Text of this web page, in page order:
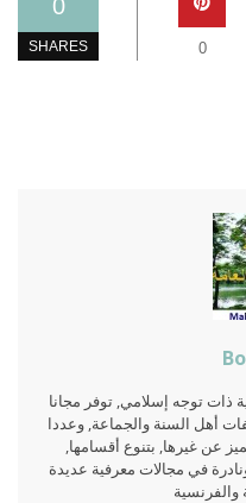
0
SHARES 0
ذات توجه إسلامي, توفر مجانا
أهل السنة والجماعة, وعددا
عن غيرها, بتنوع أقسامها,
في مجالات معرفية عديدة
والفرنسية